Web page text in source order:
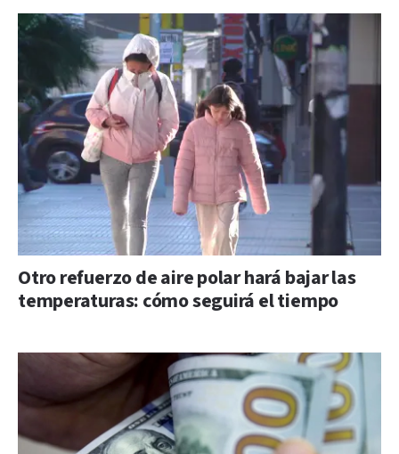
Otro refuerzo de aire polar hará bajar las
temperaturas: cómo seguirá el tiempo